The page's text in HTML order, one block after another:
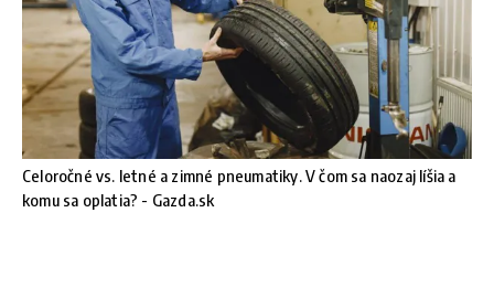
Celoročné vs. letné a zimné pneumatiky. V čom sa naozaj líšia a
komu sa oplatia? - Gazda.sk